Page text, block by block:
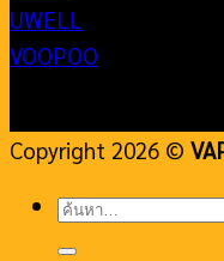
UWELL
VOOPOO
Copyright 2026 ©
ค้นหา: